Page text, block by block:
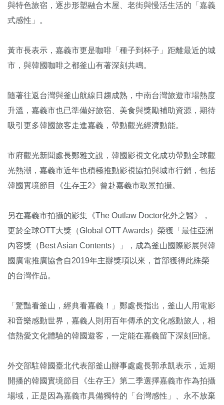
與特色旅宿，逐步形塑融合木屋、老街與慢活生活的「嘉義
式感性」。
黃市長表示，嘉義市更是咖啡「種子到杯子」距離最近的城
市，與韓國咖啡之都釜山有著深刻共鳴。
隨著往返台灣與釜山航線日趨成熟，中南台灣旅遊市場熱度
升溫，嘉義市也已準備好旅宿、美食與獎勵補助資源，期待
吸引更多韓國旅客走進嘉義，帶動觀光經濟動能。
市府觀光新聞處長鄭雅文說，韓國影視文化成功帶動全球觀
光熱潮，嘉義市近年也積極推動影視協拍與城市行銷，包括
韓國實境節目《生存王2》曾赴嘉義市取景拍攝。
另在嘉義市拍攝的影集《The Outlaw Doctor化外之醫》，
更於全球OTT大獎（Global OTT Awards）榮獲「最佳亞洲
內容獎（Best Asian Contents）」，成為釜山國際影展與韓
國廣電推廣協會自2019年主辦獎項以來，首部獲得此殊榮
的台灣作品。
「驚豔看釜山，經典看嘉義！」鄭處長指出，釜山人用電影
和音樂感動世界，嘉義人則用百年傳承的文化感動旅人，相
信熱愛文化體驗的韓國遊客，一定能在嘉義留下深刻回憶。
外交部駐韓國臺北代表部釜山辦事處處長郭承凱表示，近期
開播的韓國實境節目《生存王》第二季選擇嘉義市作為拍攝
場域，正是因為嘉義市具備獨特的「台灣感性」、永不放棄